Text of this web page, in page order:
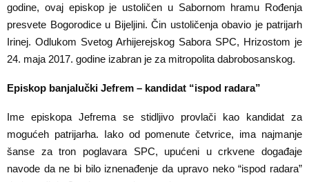
godine, ovaj episkop je ustoličen u Sabornom hramu Rođenja
presvete Bogorodice u Bijeljini. Čin ustoličenja obavio je patrijarh
Irinej. Odlukom Svetog Arhijerejskog Sabora SPC, Hrizostom je
24. maja 2017. godine izabran je za mitropolita dabrobosanskog.
Episkop banjalučki Jefrem – kandidat “ispod radara”
Ime episkopa Jefrema se stidljivo provlači kao kandidat za
mogućeh patrijarha. Iako od pomenute četvrice, ima najmanje
šanse za tron poglavara SPC, upućeni u crkvene događaje
navode da ne bi bilo iznenađenje da upravo neko “ispod radara”